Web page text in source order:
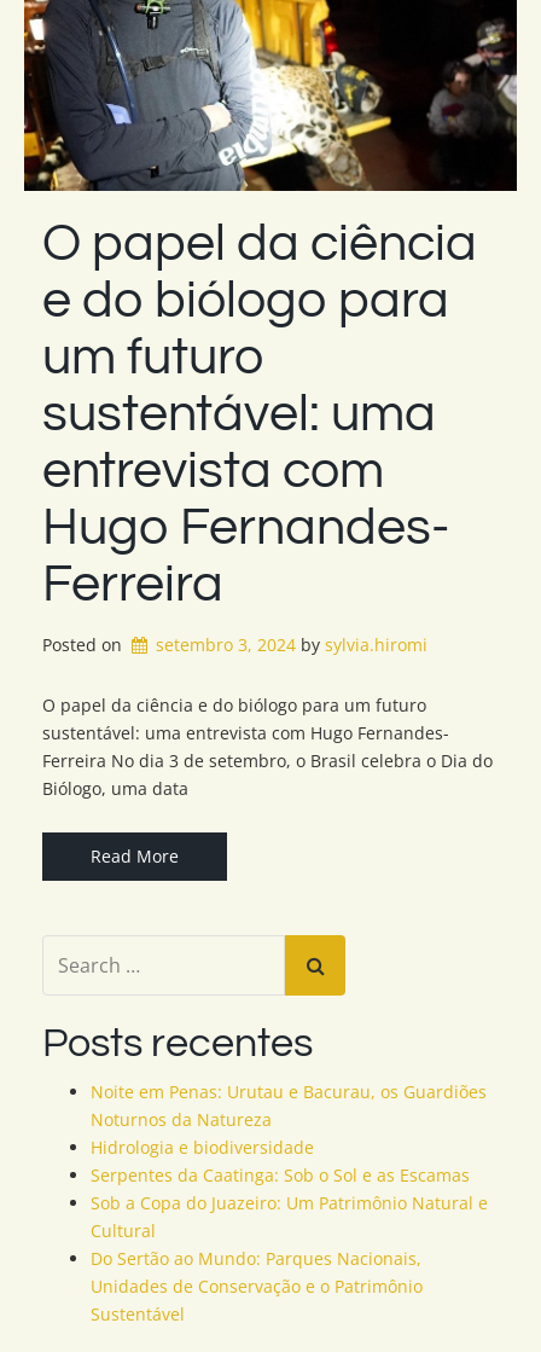
O papel da ciência
e do biólogo para
um futuro
sustentável: uma
entrevista com
Hugo Fernandes-
Ferreira
Posted on setembro 3, 2024 by sylvia.hiromi
O papel da ciência e do biólogo para um futuro
sustentável: uma entrevista com Hugo Fernandes-
Ferreira No dia 3 de setembro, o Brasil celebra o Dia do
Biólogo, uma data
Read More
Posts recentes
Noite em Penas: Urutau e Bacurau, os Guardiões
Noturnos da Natureza
Hidrologia e biodiversidade
Serpentes da Caatinga: Sob o Sol e as Escamas
Sob a Copa do Juazeiro: Um Patrimônio Natural e
Cultural
Do Sertão ao Mundo: Parques Nacionais,
Unidades de Conservação e o Patrimônio
Sustentável